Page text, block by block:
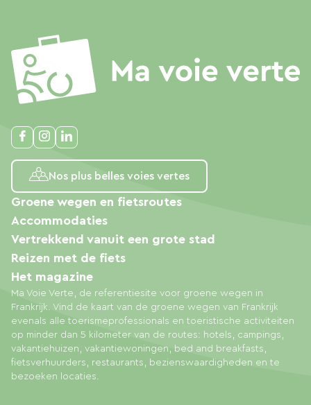
Nos plus belles voies vertes
Ma Voie Verte, de referentiesite voor groene wegen in
Frankrijk. Vind de kaart van de groene wegen van Frankrijk
evenals alle toerismeprofessionals en toeristische activiteiten
op minder dan 5 kilometer van de routes: hotels, campings,
vakantiehuizen, vakantiewoningen, bed and breakfasts,
fietsverhuurders, restaurants, bezienswaardigheden en te
bezoeken locaties.
Groene wegen en fietsroutes
Accommodaties
Vertrekkend vanuit een grote stad
Reizen met de fiets
Het magazine